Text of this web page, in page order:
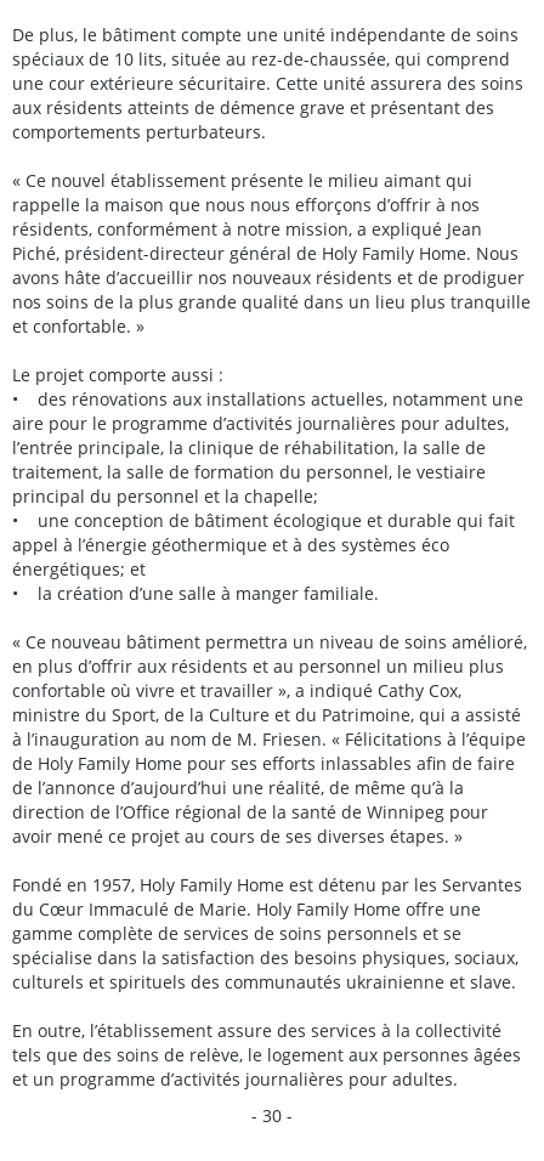
De plus, le bâtiment compte une unité indépendante de soins
spéciaux de 10 lits, située au rez-de-chaussée, qui comprend
une cour extérieure sécuritaire. Cette unité assurera des soins
aux résidents atteints de démence grave et présentant des
comportements perturbateurs.
« Ce nouvel établissement présente le milieu aimant qui
rappelle la maison que nous nous efforçons d’offrir à nos
résidents, conformément à notre mission, a expliqué Jean
Piché, président-directeur général de Holy Family Home. Nous
avons hâte d’accueillir nos nouveaux résidents et de prodiguer
nos soins de la plus grande qualité dans un lieu plus tranquille
et confortable. »
Le projet comporte aussi :
• des rénovations aux installations actuelles, notamment une
aire pour le programme d’activités journalières pour adultes,
l’entrée principale, la clinique de réhabilitation, la salle de
traitement, la salle de formation du personnel, le vestiaire
principal du personnel et la chapelle;
• une conception de bâtiment écologique et durable qui fait
appel à l’énergie géothermique et à des systèmes éco
énergétiques; et
• la création d’une salle à manger familiale.
« Ce nouveau bâtiment permettra un niveau de soins amélioré,
en plus d’offrir aux résidents et au personnel un milieu plus
confortable où vivre et travailler », a indiqué Cathy Cox,
ministre du Sport, de la Culture et du Patrimoine, qui a assisté
à l’inauguration au nom de M. Friesen. « Félicitations à l’équipe
de Holy Family Home pour ses efforts inlassables afin de faire
de l’annonce d’aujourd’hui une réalité, de même qu’à la
direction de l’Office régional de la santé de Winnipeg pour
avoir mené ce projet au cours de ses diverses étapes. »
Fondé en 1957, Holy Family Home est détenu par les Servantes
du Cœur Immaculé de Marie. Holy Family Home offre une
gamme complète de services de soins personnels et se
spécialise dans la satisfaction des besoins physiques, sociaux,
culturels et spirituels des communautés ukrainienne et slave.
En outre, l’établissement assure des services à la collectivité
tels que des soins de relève, le logement aux personnes âgées
et un programme d’activités journalières pour adultes.
- 30 -